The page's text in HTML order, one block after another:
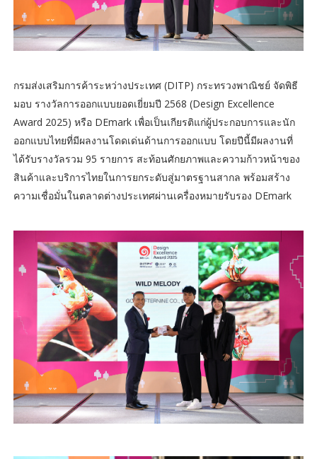
กรมส่งเสริมการค้าระหว่างประเทศ (DITP) กระทรวงพาณิชย์ จัดพิธี
มอบ รางวัลการออกแบบยอดเยี่ยมปี 2568 (Design Excellence
Award 2025) หรือ DEmark เพื่อเป็นเกียรติแก่ผู้ประกอบการและนัก
ออกแบบไทยที่มีผลงานโดดเด่นด้านการออกแบบ โดยปีนี้มีผลงานที่
ได้รับรางวัลรวม 95 รายการ สะท้อนศักยภาพและความก้าวหน้าของ
สินค้าและบริการไทยในการยกระดับสู่มาตรฐานสากล พร้อมสร้าง
ความเชื่อมั่นในตลาดต่างประเทศผ่านเครื่องหมายรับรอง DEmark